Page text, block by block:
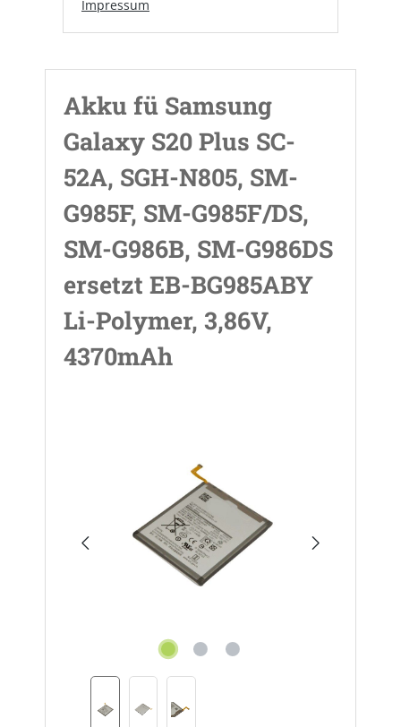
Impressum
Akku fü Samsung
Galaxy S20 Plus SC-
52A, SGH-N805, SM-
G985F, SM-G985F/DS,
SM-G986B, SM-G986DS
ersetzt EB-BG985ABY
Li-Polymer, 3,86V,
4370mAh